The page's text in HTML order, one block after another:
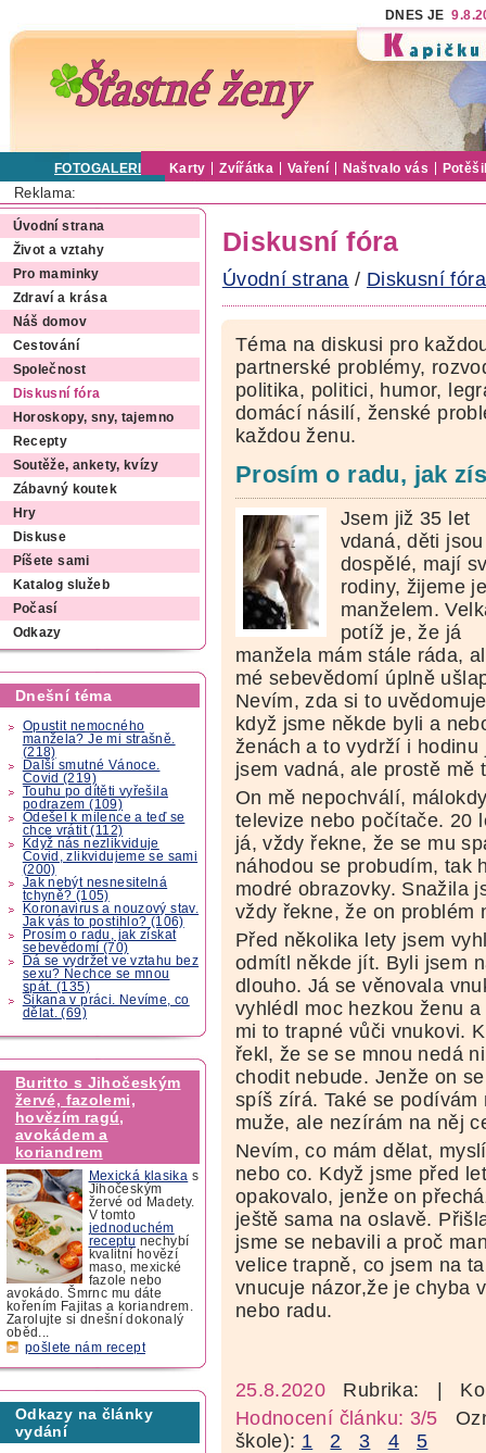
DNES JE
FOTOGALERIE Karty Zvířátka Vaření Naštvalo vás
Reklama:
Úvodní strana
Život a vztahy
Pro maminky
Zdraví a krása
Náš domov
Cestování
Společnost
Diskusní fóra
Horoskopy, sny, tajemno
Recepty
Soutěže, ankety, kvízy
Zábavný koutek
Hry
Diskuse
Píšete sami
Katalog služeb
Počasí
Odkazy
Dnešní téma
Opustit nemocného
manžela? Je mi strašně.
(218)
Další smutné Vánoce.
Covid (219)
Touhu po dítěti vyřešila
podrazem (109)
Odešel k milence a teď se
chce vrátit (112)
Když nás nezlikviduje
Covid, zlikvidujeme se sami
(200)
Jak nebýt nesnesitelná
tchyně? (105)
Koronavirus a nouzový stav.
Jak vás to postihlo? (106)
Prosím o radu, jak získat
sebevědomí (70)
Dá se vydržet ve vztahu bez
sexu? Nechce se mnou
spát. (135)
Šikana v práci. Nevíme, co
dělat. (69)
Buritto s Jihočeským
žervé, fazolemi,
hovězím ragú,
avokádem a
koriandrem
Mexická klasika s
Jihočeským
žervé od Madety.
V tomto
jednoduchém
receptu nechybí
kvalitní hovězí
maso, mexické
fazole nebo
avokádo. Šmrnc mu dáte
kořením Fajitas a koriandrem.
Zarolujte si dnešní dokonalý
oběd...
pošlete nám recept
Odkazy na články
vydání
Diskusní fóra
Úvodní strana / Diskusní fóra
Téma na diskusi pro
partnerské problémy,
politika, politici, humor,
domácí násilí, ženské
každou ženu.
Prosím o radu, jak
Jsem již 35 let
vdaná, děti jsou
dospělé, mají
rodiny, žijeme
manželem.
potíž je, že já
manžela mám stále ráda,
mé sebevědomí úplně
Nevím, zda si to
když jsme někde byli a
ženách a to vydrží i
jsem vadná, ale prostě mě
On mě nepochválí,
televize nebo počítače. 20
já, vždy řekne, že se mu
náhodou se probudím, tak
modré obrazovky. Snažila
vždy řekne, že on problém
Před několika lety jsem
odmítl někde jít. Byli jsem
dlouho. Já se věnovala
vyhlédl moc hezkou ženu
mi to trapné vůči vnukovi.
řekl, že se se mnou nedá
chodit nebude. Jenže on
spíš zírá. Také se
muže, ale nezírám na něj
Nevím, co mám dělat,
nebo co. Když jsme před
opakovalo, jenže on
ještě sama na oslavě.
jsme se nebavili a proč
velice trapně, co jsem na
vnucuje názor,že je chyba
nebo radu.
25.8.2020 Rubrika:
|
Hodnocení článku: 3/5
škole): 1 2 3 4 5